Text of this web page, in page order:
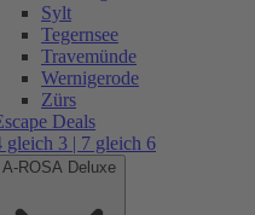
Sylt
Tegernsee
Travemünde
Wernigerode
Zürs
Deals
gleich 3 | 7 gleich 6
A-ROSA Deluxe